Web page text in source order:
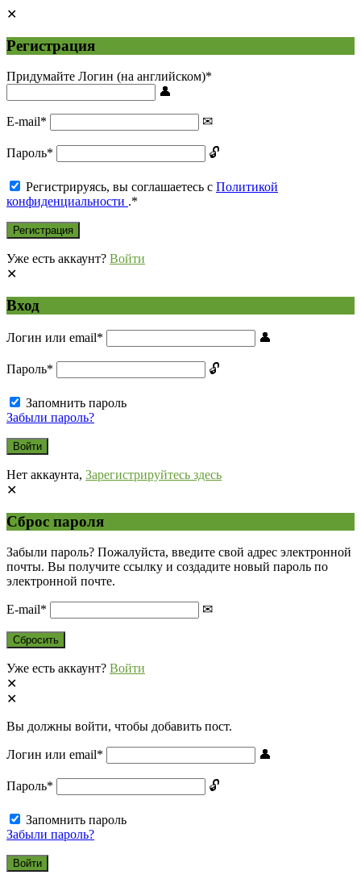
Регистрация
Придумайте Логин (на английском)*
E-mail*
Пароль*
Регистрируясь, вы соглашаетесь с Политикой
конфиденциальности .*
Уже есть аккаунт? Войти
Вход
Логин или email*
Пароль*
Запомнить пароль
Забыли пароль?
Нет аккаунта, Зарегистрируйтесь здесь
Сброс пароля
Забыли пароль? Пожалуйста, введите свой адрес электронной
почты. Вы получите ссылку и создадите новый пароль по
электронной почте.
E-mail*
Уже есть аккаунт? Войти
Вы должны войти, чтобы добавить пост.
Логин или email*
Пароль*
Запомнить пароль
Забыли пароль?